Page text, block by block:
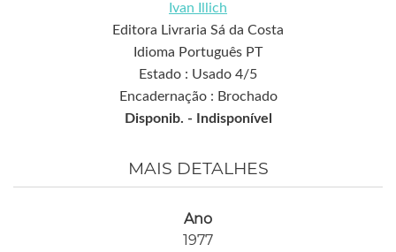
Ivan Illich
Editora Livraria Sá da Costa
Idioma Português PT
Estado : Usado 4/5
Encadernação : Brochado
Disponib. -
Indisponível
MAIS DETALHES
Ano
1977